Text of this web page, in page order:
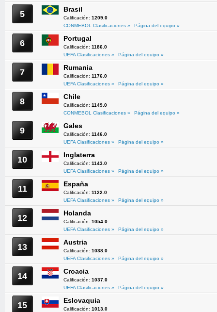
5 Brasil
Calificación: 1209.0
CONMEBOL Clasificaciones »
Página del equipo »
6 Portugal
Calificación: 1186.0
UEFA Clasificaciones »
Página del equipo »
7 Rumania
Calificación: 1176.0
UEFA Clasificaciones »
Página del equipo »
8 Chile
Calificación: 1149.0
CONMEBOL Clasificaciones »
Página del equipo »
9 Gales
Calificación: 1146.0
UEFA Clasificaciones »
Página del equipo »
10 Inglaterra
Calificación: 1143.0
UEFA Clasificaciones »
Página del equipo »
11 España
Calificación: 1122.0
UEFA Clasificaciones »
Página del equipo »
12 Holanda
Calificación: 1054.0
UEFA Clasificaciones »
Página del equipo »
13 Austria
Calificación: 1038.0
UEFA Clasificaciones »
Página del equipo »
14 Croacia
Calificación: 1037.0
UEFA Clasificaciones »
Página del equipo »
15 Eslovaquia
Calificación: 1013.0